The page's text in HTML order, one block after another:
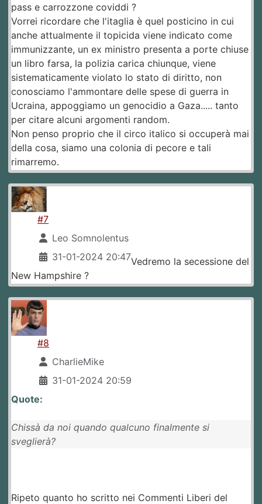
pass e carrozzone coviddi ?
Vorrei ricordare che l'itaglia è quel posticino in cui
anche attualmente il topicida viene indicato come
immunizzante, un ex ministro presenta a porte chiuse
un libro farsa, la polizia carica chiunque, viene
sistematicamente violato lo stato di diritto, non
conosciamo l'ammontare delle spese di guerra in
Ucraina, appoggiamo un genocidio a Gaza..... tanto
per citare alcuni argomenti random.
Non penso proprio che il circo italico si occuperà mai
della cosa, siamo una colonia di pecore e tali
rimarremo.
#7
Leo Somnolentus
31-01-2024 20:47Vedremo la secessione del
New Hampshire ?
#8
CharlieMike
31-01-2024 20:59
Quote:
Chissà da noi quando qualcuno finalmente si
sveglierà?
Ripeto quanto ho scritto nei Commenti Liberi del